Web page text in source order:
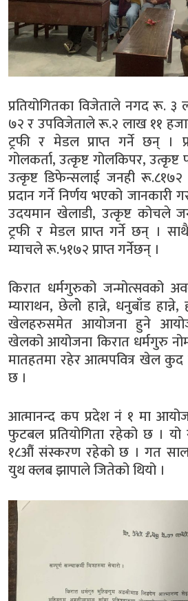
प्रतियोगितका विजेताले नगद रू.
७२ र उपविजेताले रू.२ लाख ११
ट्रफी र मेडल प्राप्त गर्ने छन् ।
गोलकर्ता, उत्कृष्ट गोलकिपर, उत्कृष्ट
उत्कृष्ट डिफेन्सलाई जनही
प्रदान गर्ने निर्णय भएको जानकारी
उदयमान खेलाडी, उत्कृष्ट कोचले
ट्रफी र मेडल प्राप्त गर्ने छन् ।
म्याचले रू.५१७२ प्राप्त गर्नेछन् ।
किरात धर्मगुरुको जन्मोत्सवको
म्याराथन, छेलोे हान्ने, धनुबाँड
खेलहरुसमेत आयोजना हुने
खेलको आयोजना किरात धर्मगुरु
मातहतमा रहेर आत्मपवित्र खेल
छ ।
आत्मानन्द कप प्रदेश नं १ मा
फुटबल प्रतियोगिता रहेको छ ।
१८औं संस्करण रहेको छ । गत
युथ क्लब झापाले जितेको थियो ।